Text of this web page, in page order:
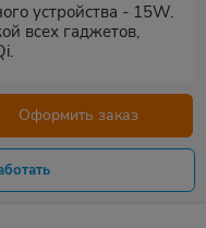
устройства - 15W.
всех гаджетов,
Оформить заказ